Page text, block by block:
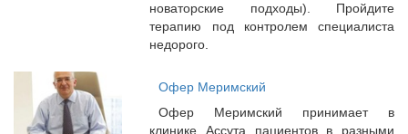
новаторские подходы). Пройдите
терапию под контролем специалиста
недорого.
Офер Меримский
Офер Меримский принимает в
клинике Ассута пациентов в разными